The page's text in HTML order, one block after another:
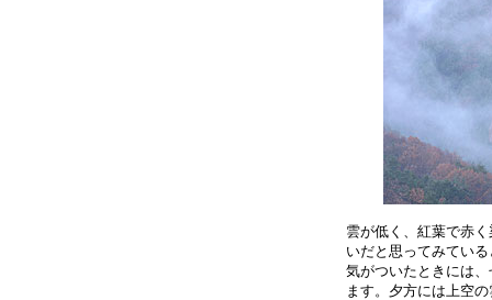
雲が低く、紅葉で赤
いだと思ってみてい
気がついたときには
ます。夕方には上空